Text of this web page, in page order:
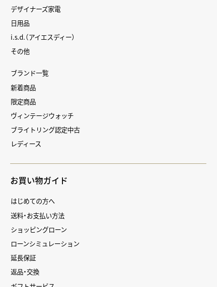
デザイナーズ家電
日用品
i.s.d.（アイエスディー）
その他
ブランド一覧
新着商品
限定商品
ヴィンテージウォッチ
ブライトリング認定中古
レディース
お買い物ガイド
はじめての方へ
送料・お支払い方法
ショッピングローン
ローンシミュレーション
延長保証
返品・交換